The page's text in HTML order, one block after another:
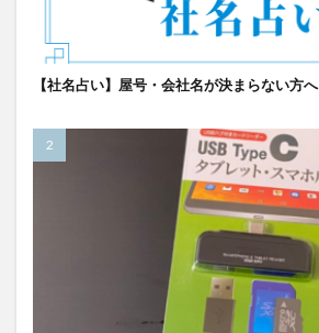
【社名占い】屋号・会社名が決まらない方へ